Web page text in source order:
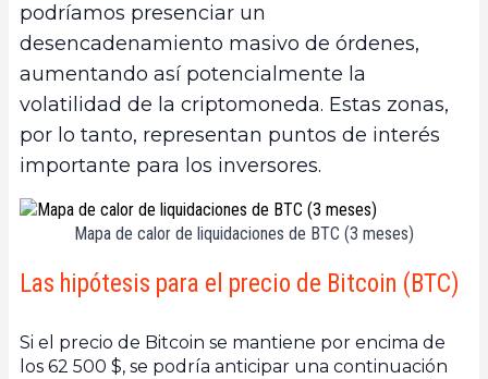
podríamos presenciar un
desencadenamiento masivo de órdenes,
aumentando así potencialmente la
volatilidad de la criptomoneda. Estas zonas,
por lo tanto, representan puntos de interés
importante para los inversores.
Mapa de calor de liquidaciones de BTC (3 meses)
Las hipótesis para el precio de Bitcoin (BTC)
Si el precio de Bitcoin se mantiene por encima de
los 62 500 $, se podría anticipar una continuación